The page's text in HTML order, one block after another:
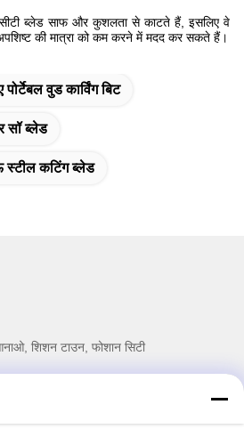
ब्लेड साफ और कुशलता से काटते हैं, इसलिए वे
की मात्रा को कम करने में मदद कर सकते हैं।
वुड कार्विंग बिट
सॉ ब्लेड
स्टील कटिंग ब्लेड
शिशन टाउन, फोशान सिटी